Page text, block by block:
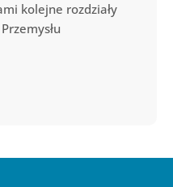
kolejne rozdziały